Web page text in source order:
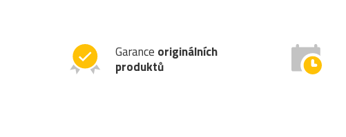
Garance originálních
produktů